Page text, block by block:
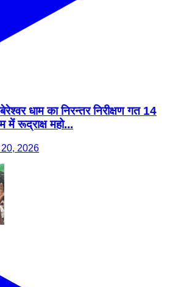
धाम का निरन्तर निरीक्षण गत 14
में रूद्राक्ष महो...
2026